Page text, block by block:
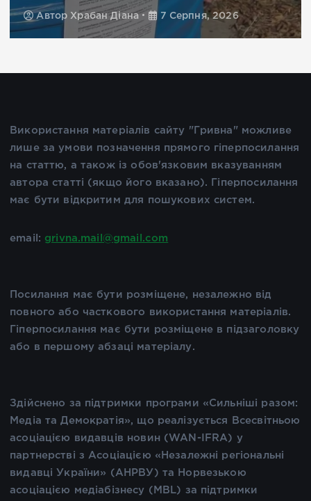
Автор Храбан Діана 7 Серпня, 2026
Використання матеріалів сайту "Гривна" можливе
лише за умови позначення прямого гіперпосилання
на статтю, а також із обов'язковим вказуванням
автора статті (якщо його вказано). Гіперпосилання
має бути відкритим для пошукових систем.
email: grivna.mail@gmail.com
Посилання має бути розміщене, незалежно від
повного або часткового використання матеріалів.
Гіперпосилання має бути розміщене в підзаголовку
або в першому абзаці матеріалу.
Здійснено за підтримки програми «Сильніші разом:
Медіа та Демократія», що реалізується Всесвітньою
асоціацією видавців новин (WAN-IFRA) у
партнерстві з Асоціацією «Незалежні регіональні
видавці України» (АНРВУ) та Норвезькою
асоціацією медіабізнесу (MBL) за підтримки